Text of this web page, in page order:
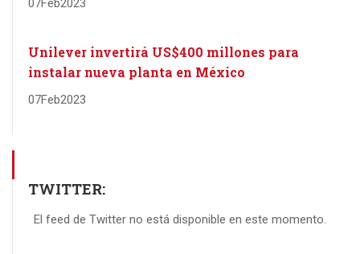
07Feb2023
Unilever invertirá US$400 millones para
instalar nueva planta en México
07Feb2023
TWITTER:
El feed de Twitter no está disponible en este momento.